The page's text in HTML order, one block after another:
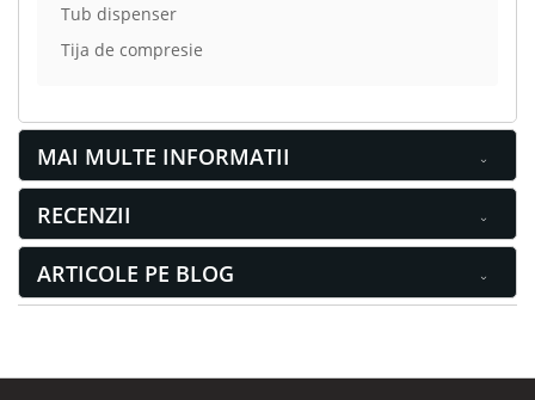
Tub dispenser
Tija de compresie
MAI MULTE INFORMATII
RECENZII
ARTICOLE PE BLOG